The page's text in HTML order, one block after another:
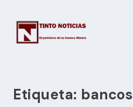
Etiqueta: bancos